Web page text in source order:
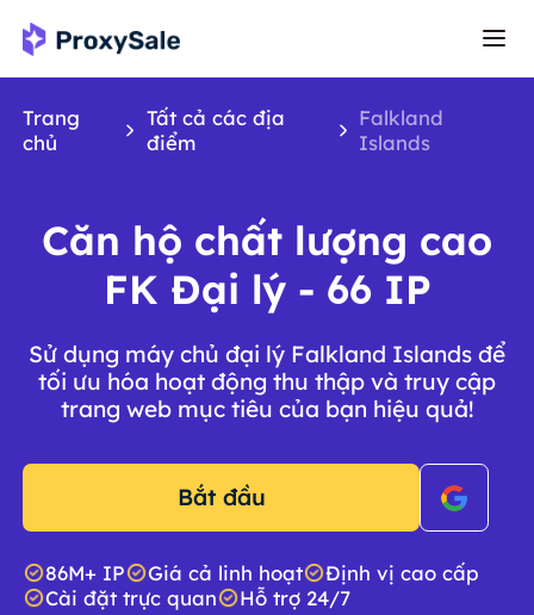
Trang
chủ
Tất cả các địa
điểm
Falkland
Islands
Căn hộ chất lượng cao
FK Đại lý - 66 IP
Sử dụng máy chủ đại lý Falkland Islands để
tối ưu hóa hoạt động thu thập và truy cập
trang web mục tiêu của bạn hiệu quả!
Bắt đầu
86M+ IP Giá cả linh hoạt
Định vị cao cấp
Cài đặt trực quan
Hỗ trợ 24/7